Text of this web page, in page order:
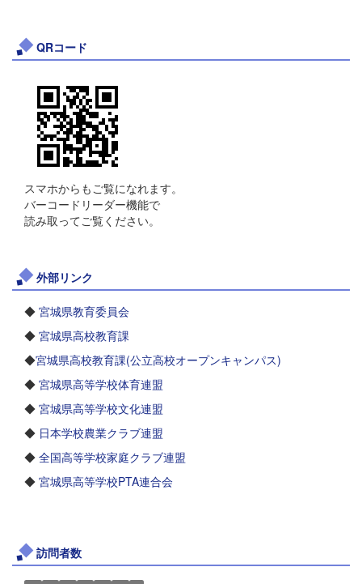
QRコード
スマホからもご覧になれます。
バーコードリーダー機能で
読み取ってご覧ください。
外部リンク
◆ 宮城県教育委員会
◆ 宮城県高校教育課
◆宮城県高校教育課(公立高校オープンキャンパス)
◆ 宮城県高等学校体育連盟
◆ 宮城県高等学校文化連盟
◆ 日本学校農業クラブ連盟
◆ 全国高等学校家庭クラブ連盟
◆ 宮城県高等学校PTA連合会
訪問者数